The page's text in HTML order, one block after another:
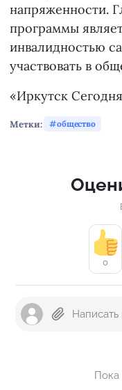
напряженности.
программы
инвалидностью
участвовать в
«Иркутск
Метки: общество
0